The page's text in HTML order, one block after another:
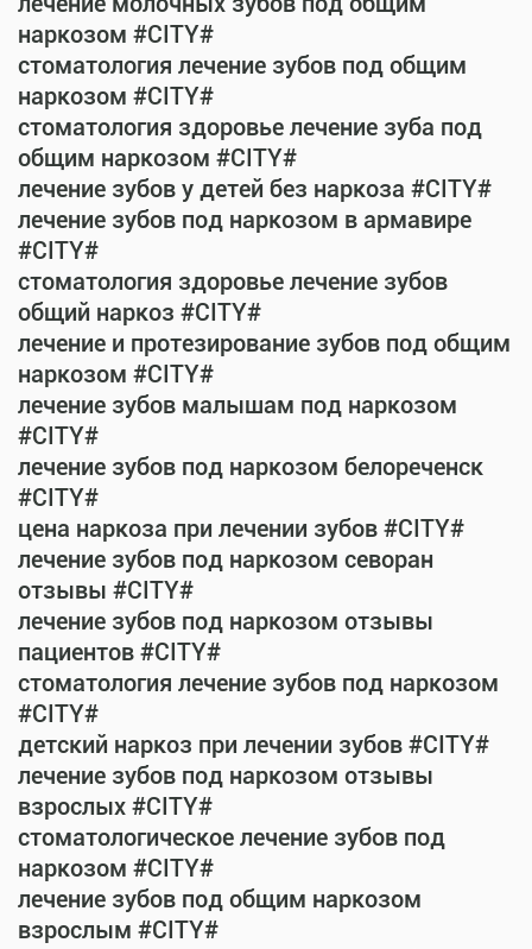
наркозом #CITY#
стоматология лечение зубов под общим
наркозом #CITY#
стоматология здоровье лечение зуба под
общим наркозом #CITY#
лечение зубов у детей без наркоза #CITY#
лечение зубов под наркозом в армавире
#CITY#
стоматология здоровье лечение зубов
общий наркоз #CITY#
лечение и протезирование зубов под общим
наркозом #CITY#
лечение зубов малышам под наркозом
#CITY#
лечение зубов под наркозом белореченск
#CITY#
цена наркоза при лечении зубов #CITY#
лечение зубов под наркозом севоран
отзывы #CITY#
лечение зубов под наркозом отзывы
пациентов #CITY#
стоматология лечение зубов под наркозом
#CITY#
детский наркоз при лечении зубов #CITY#
лечение зубов под наркозом отзывы
взрослых #CITY#
стоматологическое лечение зубов под
наркозом #CITY#
лечение зубов под общим наркозом
взрослым #CITY#